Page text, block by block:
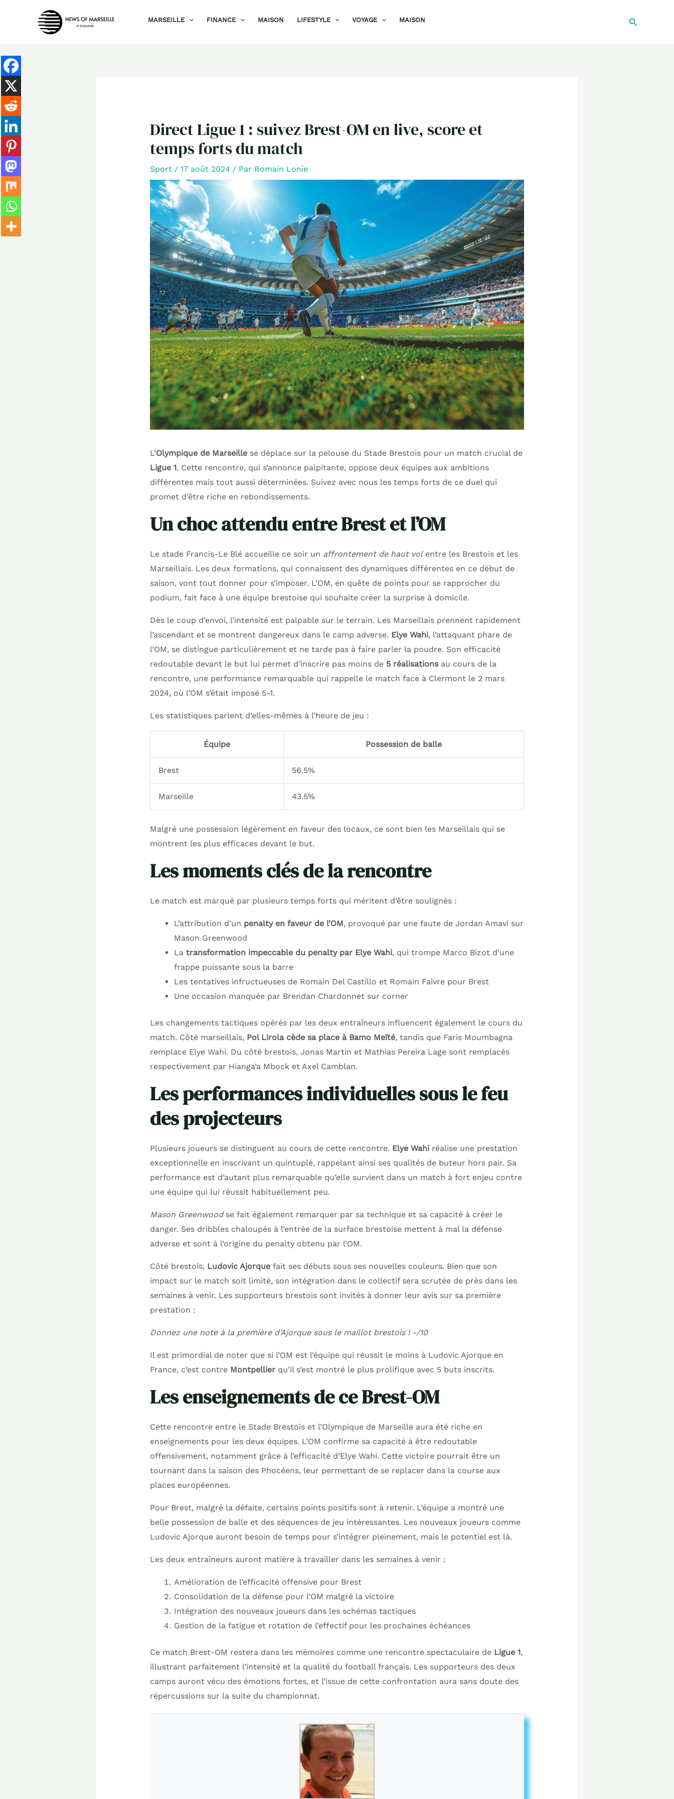
MARSEILLE FINANCE MAISON LIFESTYLE VOYAGE MAISON
Direct Ligue 1 : suivez Brest-OM en live, score et
temps forts du match
Sport/ 17 août 2024 / Par Romain Lonie
L’Olympique de Marseillese déplace sur la pelouse du Stade Brestois pour un match crucial de
Ligue 1. Cette rencontre, qui s’annonce palpitante, oppose deux équipes aux ambitions
différentes mais tout aussi déterminées. Suivez avec nous les temps forts de ce duel qui
promet d’être riche en rebondissements.
Un choc attendu entre Brest et l’OM
Le stade Francis-Le Blé accueille ce soir un affrontement de haut volentre les Brestois et les
Marseillais. Les deux formations, qui connaissent des dynamiques différentes en ce début de
saison, vont tout donner pour s’imposer. L’OM, en quête de points pour se rapprocher du
podium, fait face à une équipe brestoise qui souhaite créer la surprise à domicile.
Dès le coup d’envoi, l’intensité est palpable sur le terrain. Les Marseillais prennent rapidement
l’ascendant et se montrent dangereux dans le camp adverse. Elye Wahi, l’attaquant phare de
l’OM, se distingue particulièrement et ne tarde pas à faire parler la poudre. Son efficacité
redoutable devant le but lui permet d’inscrire pas moins de 5 réalisationsau cours de la
rencontre, une performance remarquable qui rappelle le match face à Clermont le 2 mars
2024, où l’OM s’était imposé 5-1.
Les statistiques parlent d’elles-mêmes à l’heure de jeu :
Équipe Possession de balle
Brest 56.5%
Marseille 43.5%
Malgré une possession légèrement en faveur des locaux, ce sont bien les Marseillais qui se
montrent les plus efficaces devant le but.
Les moments clés de la rencontre
Le match est marqué par plusieurs temps forts qui méritent d’être soulignés :
L’attribution d’un penalty en faveur de l’OM, provoqué par une faute de Jordan Amavi sur
Mason Greenwood
La transformation impeccable du penalty par Elye Wahi, qui trompe Marco Bizot d’une
frappe puissante sous la barre
Les tentatives infructueuses de Romain Del Castillo et Romain Faivre pour Brest
Une occasion manquée par Brendan Chardonnet sur corner
Les changements tactiques opérés par les deux entraîneurs influencent également le cours du
match. Côté marseillais, Pol Lirola cède sa place à Bamo Meïté, tandis que Faris Moumbagna
remplace Elye Wahi. Du côté brestois, Jonas Martin et Mathias Pereira Lage sont remplacés
respectivement par Hianga’a Mbock et Axel Camblan.
Les performances individuelles sous le feu
des projecteurs
Plusieurs joueurs se distinguent au cours de cette rencontre. Elye Wahiréalise une prestation
exceptionnelle en inscrivant un quintuplé, rappelant ainsi ses qualités de buteur hors pair. Sa
performance est d’autant plus remarquable qu’elle survient dans un match à fort enjeu contre
une équipe qui lui réussit habituellement peu.
Mason Greenwoodse fait également remarquer par sa technique et sa capacité à créer le
danger. Ses dribbles chaloupés à l’entrée de la surface brestoise mettent à mal la défense
adverse et sont à l’origine du penalty obtenu par l’OM.
Côté brestois, Ludovic Ajorquefait ses débuts sous ses nouvelles couleurs. Bien que son
impact sur le match soit limité, son intégration dans le collectif sera scrutée de près dans les
semaines à venir. Les supporteurs brestois sont invités à donner leur avis sur sa première
prestation :
Donnez une note à la première d’Ajorque sous le maillot brestois ! -/10
Il est primordial de noter que si l’OM est l’équipe qui réussit le moins à Ludovic Ajorque en
France, c’est contre Montpellierqu’il s’est montré le plus prolifique avec 5 buts inscrits.
Les enseignements de ce Brest-OM
Cette rencontre entre le Stade Brestois et l’Olympique de Marseille aura été riche en
enseignements pour les deux équipes. L’OM confirme sa capacité à être redoutable
offensivement, notamment grâce à l’efficacité d’Elye Wahi. Cette victoire pourrait être un
tournant dans la saison des Phocéens, leur permettant de se replacer dans la course aux
places européennes.
Pour Brest, malgré la défaite, certains points positifs sont à retenir. L’équipe a montré une
belle possession de balle et des séquences de jeu intéressantes. Les nouveaux joueurs comme
Ludovic Ajorque auront besoin de temps pour s’intégrer pleinement, mais le potentiel est là.
Les deux entraîneurs auront matière à travailler dans les semaines à venir :
Amélioration de l’efficacité offensive pour Brest
Consolidation de la défense pour l’OM malgré la victoire
Intégration des nouveaux joueurs dans les schémas tactiques
Gestion de la fatigue et rotation de l’effectif pour les prochaines échéances
Ce match Brest-OM restera dans les mémoires comme une rencontre spectaculaire de Ligue 1,
illustrant parfaitement l’intensité et la qualité du football français. Les supporteurs des deux
camps auront vécu des émotions fortes, et l’issue de cette confrontation aura sans doute des
répercussions sur la suite du championnat.